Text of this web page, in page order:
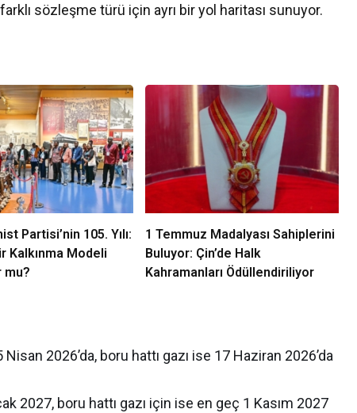
sözleşme türü için ayrı bir yol haritası sunuyor.
Partisi’nin 105. Yılı:
Kalkınma Modeli
mu?
1 Temmuz Madalyası Sahiplerini
Buluyor: Çin’de Halk
Kahramanları Ödüllendiriliyor
Nisan 2026’da, boru hattı gazı ise 17 Haziran 2026’da
2027, boru hattı gazı için ise en geç 1 Kasım 2027